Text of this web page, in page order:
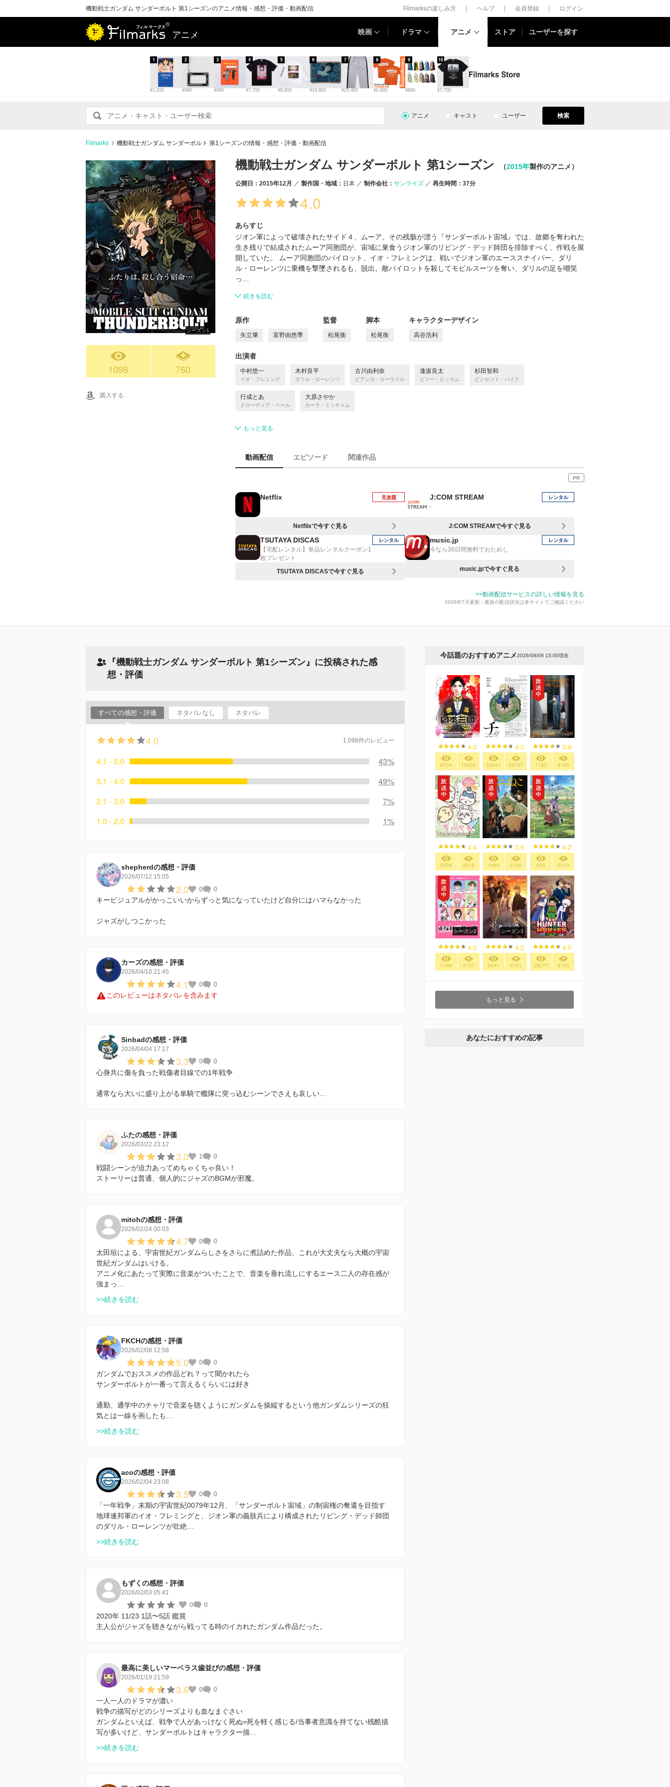
機動戦士ガンダム サンダーボルト 第1シーズンのアニメ情報・感想・評価・動画配信 Filmarksの楽しみ方 ヘルプ 会員登録 ログイン
アニメ 映画 ドラマ アニメ ストア ユーザーを探す
¥1,650
1
¥990
2
¥990
3
¥7,700
4
¥8,800
5
¥19,800
6
¥15,400
7
¥9,900
8
¥880
9
¥7,700
10
アニメ キャスト ユーザー 検索
Filmarks 機動戦士ガンダム サンダーボルト 第1シーズンの情報・感想・評価・動画配信
シーズン1
1098 760
購入する
機動戦士ガンダム サンダーボルト 第1シーズン （2015年製作のアニメ）
公開日：2015年12月 製作国・地域： 日本 制作会社： サンライズ 再生時間：37分
4.0
あらすじ
ジオン軍によって破壊されたサイド４、ムーア。その残骸が漂う『サンダーボルト宙域』では、故郷を奪われた
生き残りで結成されたムーア同胞団が、宙域に巣食うジオン軍のリビング・デッド師団を排除すべく、作戦を展
開していた。 ムーア同胞団のパイロット、イオ・フレミングは、戦いでジオン軍のエーススナイパー、ダリ
ル・ローレンツに乗機を撃墜されるも、脱出。敵パイロットを殺してモビルスーツを奪い、ダリルの足を嘲笑
っ…
続きを読む
原作
矢立肇 富野由悠季
監督
松尾衡
脚本
松尾衡
キャラクターデザイン
高谷浩利
出演者
中村悠一
イオ・フレミング
木村良平
ダリル・ローレンツ
古川由利奈
ビアンカ・カーライル
逢坂良太
ビリー・ヒッカム
杉田智和
ビンセント・パイク
行成とあ
クローディア・ペール
大原さやか
カーラ・ミッチャム
もっと見る
動画配信 エピソード 関連作品
PR
Netflix 見放題
Netflixで今すぐ見る
J:COM STREAM
-
レンタル
J:COM STREAMで今すぐ見る
TSUTAYA DISCAS
【宅配レンタル】単品レンタルクーポン1
枚プレゼント
レンタル
TSUTAYA DISCASで今すぐ見る
music.jp
今なら30日間無料でおためし
レンタル
music.jpで今すぐ見る
>>動画配信サービスの詳しい情報を見る
2026年7月更新：最新の配信状況は各サイトでご確認ください
『機動戦士ガンダム サンダーボルト 第1シーズン』に投稿された感
想・評価
すべての感想・評価 ネタバレなし ネタバレ
4.0 1,098件のレビュー
4.1 - 5.0
43%
3.1 - 4.0
49%
2.1 - 3.0
7%
1.0 - 2.0
1%
shepherdの感想・評価
2026/07/12 15:05
2.0 0
0
キービジュアルがかっこいいからずっと気になっていたけど自分にはハマらなかった
ジャズがしつこかった
カーズの感想・評価
2026/04/10 21:45
4.1 0
0
このレビューはネタバレを含みます
Sinbadの感想・評価
2026/04/04 17:17
3.3 0
0
心身共に傷を負った戦傷者目線での1年戦争
通常なら大いに盛り上がる単騎で艦隊に突っ込むシーンでさえも哀しい…
ふたの感想・評価
2026/03/22 23:12
3.0 1
0
戦闘シーンが迫力あってめちゃくちゃ良い！
ストーリーは普通、個人的にジャズのBGMが邪魔。
mitohの感想・評価
2026/02/24 00:03
4.7 0
0
太田垣による、宇宙世紀ガンダムらしさをさらに煮詰めた作品、これが大丈夫なら大概の宇宙
世紀ガンダムはいける。
アニメ化にあたって実際に音楽がついたことで、音楽を垂れ流しにするエース二人の存在感が
強まっ…
>>続きを読む
FKCHの感想・評価
2026/02/08 12:58
5.0 0
0
ガンダムでおススメの作品どれ？って聞かれたら
サンダーボルトが一番って言えるくらいには好き
通勤、通学中のチャリで音楽を聴くようにガンダムを操縦するという他ガンダムシリーズの狂
気とは一線を画したも…
>>続きを読む
acoの感想・評価
2026/02/04 23:08
3.5 0
0
「一年戦争」末期の宇宙世紀0079年12月、「サンダーボルト宙域」の制宙権の奪還を目指す
地球連邦軍のイオ・フレミングと、ジオン軍の義肢兵により構成されたリビング・デッド師団
のダリル・ローレンツが壮絶…
>>続きを読む
もずくの感想・評価
2026/02/03 05:41
- 0
0
2020年 11/23 1話〜5話 鑑賞
主人公がジャズを聴きながら戦ってる時のイカれたガンダム作品だった。
最高に美しいマーベラス歯並びの感想・評価
2026/01/19 21:59
3.6 0
0
一人一人のドラマが濃い
戦争の描写がどのシリーズよりも血なまぐさい
ガンダムといえば、戦争で人があっけなく死ぬ=死を軽く感じる/当事者意識を持てない残酷描
写が多いけど、サンダーボルトはキャラクター描…
>>続きを読む
今話題のおすすめアニメ2026/08/08 15:00現在
4.3
9704 12528
4.3
35841 23767
3.8
1182 4109
4.4
5834 2816
3.5
1465 2765
4.2
956 5313
シーズン2
4.3
1166 4167
シーズン1
4.2
6441 6101
4.5
28277 8145
もっと見る
あなたにおすすめの記事